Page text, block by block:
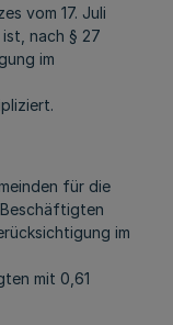
vom 17. Juli
ist, nach § 27
im
für die
im
mit 0,61